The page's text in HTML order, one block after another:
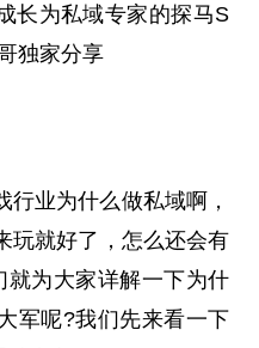
长为私域专家的探马S
独家分享
行业为什么做私域啊，
玩就好了，怎么还会有
为大家详解一下为什
军呢?我们先来看一下